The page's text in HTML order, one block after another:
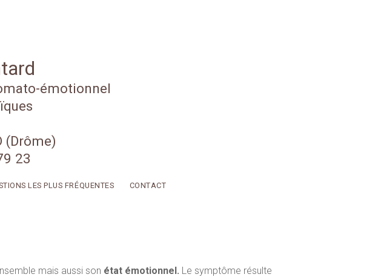
émotionnel
(Drôme)
23
LES PLUS FRÉQUENTES CONTACT
mais aussi son état émotionnel. Le symptôme résulte